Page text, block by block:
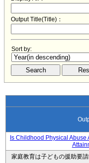
Output Title(Title)：
Sort by:
Is Childhood Physical
家庭教育は子どもの援助要